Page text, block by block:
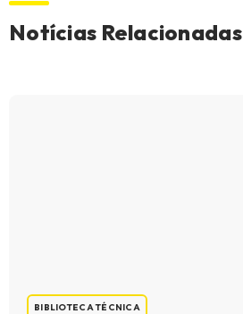
Notícias Relacionadas
BIBLIOTECA TÉCNICA